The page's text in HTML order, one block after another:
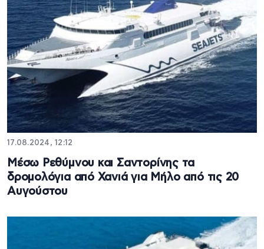
17.08.2024, 12:12
Μέσω Ρεθύμνου και Σαντορίνης τα
δρομολόγια από Χανιά για Μήλο από τις 20
Αυγούστου